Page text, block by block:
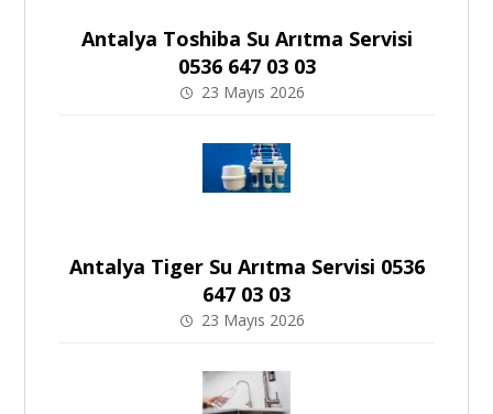
Antalya Toshiba Su Arıtma Servisi
0536 647 03 03
23 Mayıs 2026
Antalya Tiger Su Arıtma Servisi 0536
647 03 03
23 Mayıs 2026